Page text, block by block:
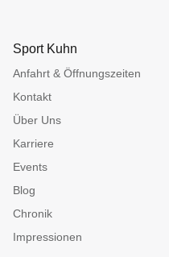
Sport Kuhn
Anfahrt & Öffnungszeiten
Kontakt
Über Uns
Karriere
Events
Blog
Chronik
Impressionen